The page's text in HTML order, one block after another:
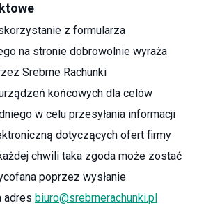
z formularza
na stronie dobrowolnie wyraża
Srebrne Rachunki
końcowych dla celów
w celu przesyłania informacji
dotyczących ofert firmy
chwili taka zgoda może zostać
poprzez wysłanie
adres biuro@srebrnerachunki.pl